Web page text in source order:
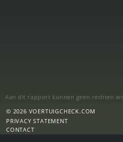
Aan dit rapport kunnen geen rechten
© 2026 VOERTUIGCHECK.COM
PRIVACY STATEMENT
CONTACT